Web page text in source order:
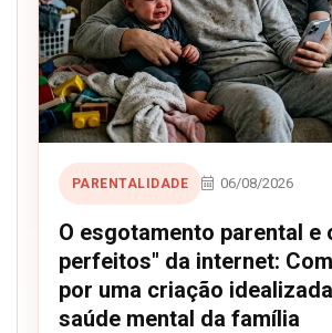
PARENTALIDADE 06/08/2026
O esgotamento parental e
perfeitos" da internet:
por uma criação
saúde mental da família